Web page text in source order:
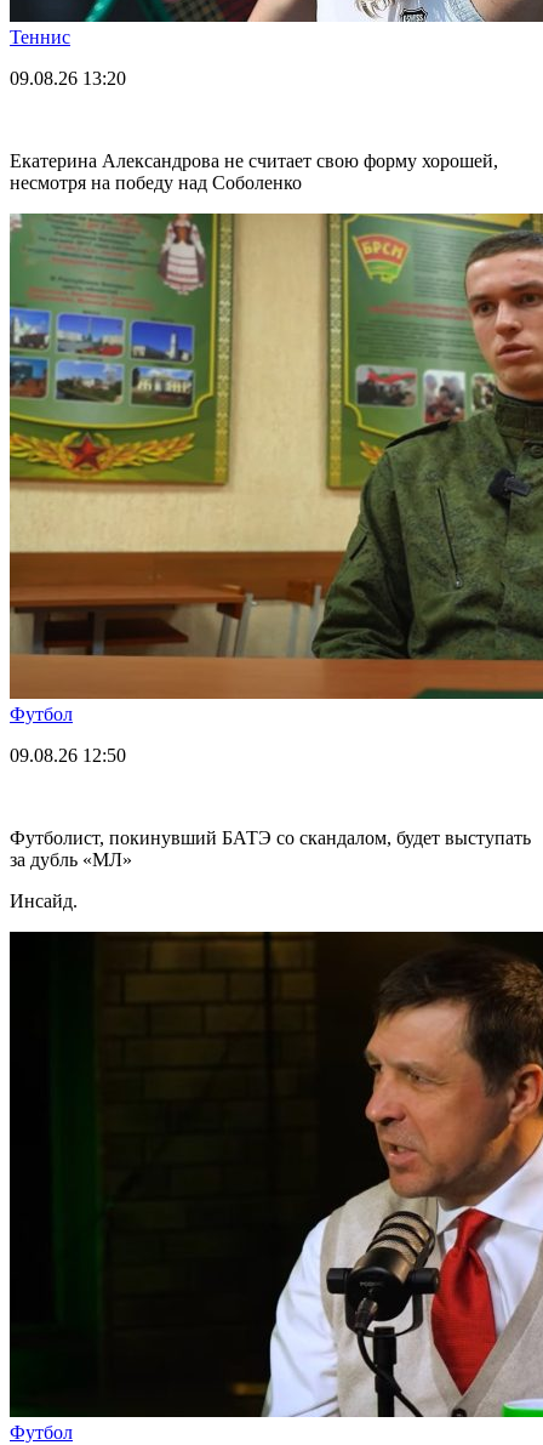
Теннис
09.08.26 13:20
Екатерина Александрова не считает свою форму хорошей,
несмотря на победу над Соболенко
Футбол
09.08.26 12:50
Футболист, покинувший БАТЭ со скандалом, будет выступать
за дубль «МЛ»
Инсайд.
Футбол